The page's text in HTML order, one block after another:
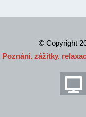
© Copyright
Poznání, zážitky,